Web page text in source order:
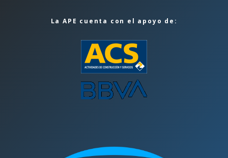
La APE cuenta con el apoyo de: